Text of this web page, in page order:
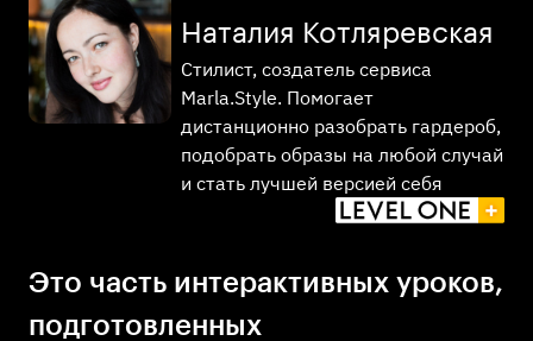
Это часть интерактивных уроков,
подготовленных
Наталия Котляревская
Стилист, создатель сервиса
Marla.Style. Помогает
дистанционно разобрать гардероб,
подобрать образы на любой случай
и стать лучшей версией себя